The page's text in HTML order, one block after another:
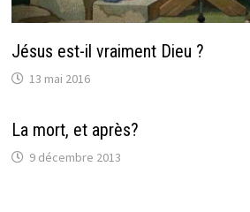
Jésus est-il vraiment Dieu ?
13 mai 2016
La mort, et après?
9 décembre 2013